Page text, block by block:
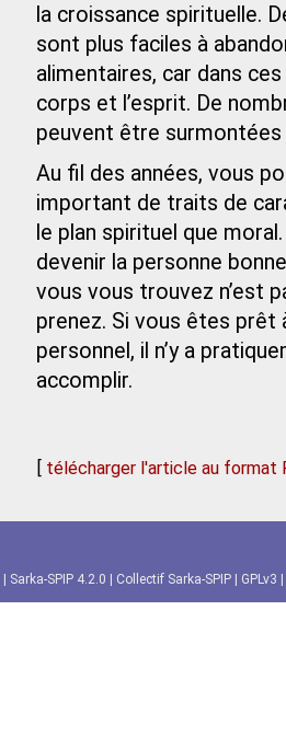
la croissance spirituelle.
sont plus faciles à
alimentaires, car dans
corps et l’esprit. De
peuvent être
Au fil des années, vous
important de traits de
le plan spirituel que
devenir la personne
vous vous trouvez n’est
prenez. Si vous êtes
personnel, il n’y a
accomplir.
[ télécharger l'article au format
Sarka-SPIP 4.2.0 Collectif Sarka-SPIP GPLv3